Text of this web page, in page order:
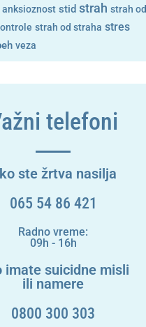
stid strah strah od
strah od straha stres
veza
telefoni
ste žrtva nasilja
065 54 86 421
Radno vreme:
09h - 16h
imate suicidne misli
ili namere
0800 300 303